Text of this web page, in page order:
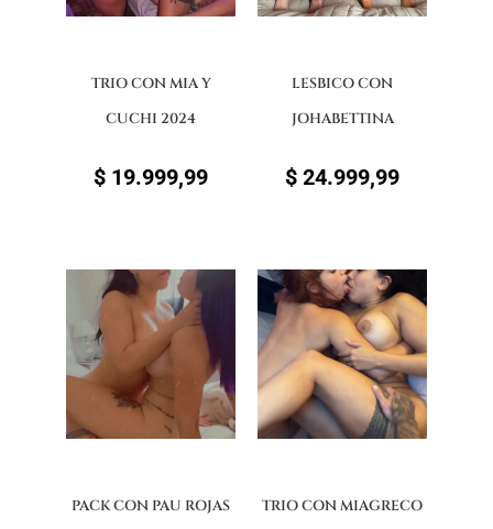
TRIO CON MIA Y
CUCHI 2024
$ 19.999,99
LESBICO CON
JOHABETTINA
$ 24.999,99
PACK CON PAU ROJAS
TRIO CON MIAGRECO